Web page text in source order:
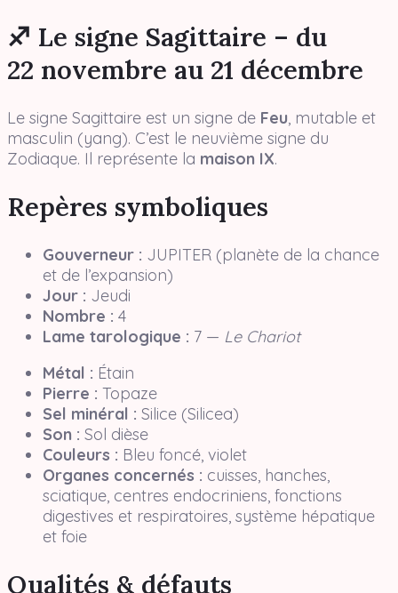
♐ Le signe Sagittaire – du
22 novembre au 21 décembre
Le signe Sagittaire est un signe de Feu, mutable et
masculin (yang). C’est le neuvième signe du
Zodiaque. Il représente la maison IX.
Repères symboliques
Gouverneur : JUPITER (planète de la chance
et de l’expansion)
Jour : Jeudi
Nombre : 4
Lame tarologique : 7 — Le Chariot
Métal : Étain
Pierre : Topaze
Sel minéral : Silice (Silicea)
Son : Sol dièse
Couleurs : Bleu foncé, violet
Organes concernés : cuisses, hanches,
sciatique, centres endocriniens, fonctions
digestives et respiratoires, système hépatique
et foie
Qualités & défauts